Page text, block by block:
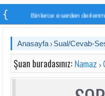
Binlerce eserden derlenmiş
Anasayfa Sual/Cevab-
Şuan buradasınız: Namaz